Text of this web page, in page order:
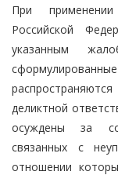
При
Российской
указанным
деликтной
осуждены за
связанных с
отношении